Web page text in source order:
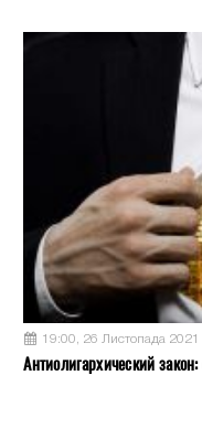
19:00, 26 Листопада 2021
Антиолигархический